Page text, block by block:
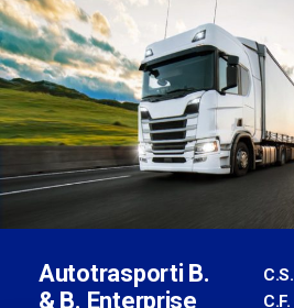
Autotrasporti B.
& B. Enterprise
C.S.
C.F.